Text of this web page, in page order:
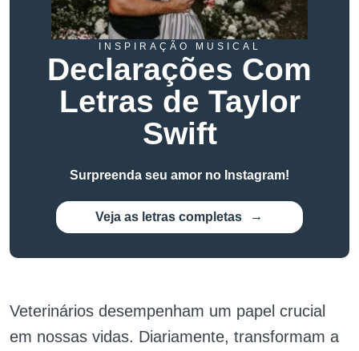
INSPIRAÇÃO MUSICAL
Declarações Com
Letras de Taylor
Swift
Surpreenda seu amor no Instagram!
Veja as letras completas
Veterinários desempenham um papel crucial
em nossas vidas. Diariamente, transformam a